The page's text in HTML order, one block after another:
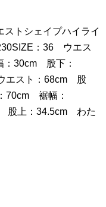
ストシェイプハイライ
：36 ウエス
30cm 股下：
エスト：68cm 股
70cm 裾幅：
股上：34.5cm わた